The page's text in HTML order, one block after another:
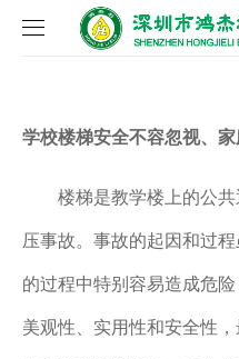
关于我们
公司介绍
产品中心
学校楼梯安全不容忽视、
楼梯是教学楼上的公
压事故。事故的起因和过
的过程中特别容易造成危
美观性、实用性和安全性